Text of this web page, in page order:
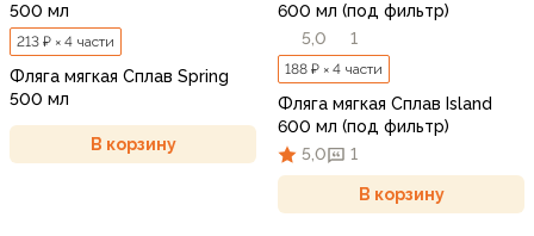
500 мл
213 ₽ × 4 части
Фляга мягкая Сплав Spring
500 мл
В корзину
600 мл (под фильтр)
5,0
1
188 ₽ × 4 части
Фляга мягкая Сплав Island
600 мл (под фильтр)
5,0
1
В корзину